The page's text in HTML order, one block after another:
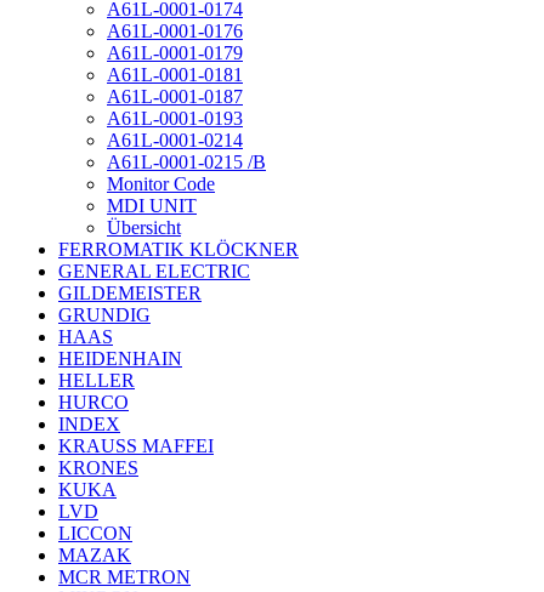
A61L-0001-0174
A61L-0001-0176
A61L-0001-0179
A61L-0001-0181
A61L-0001-0187
A61L-0001-0193
A61L-0001-0214
A61L-0001-0215 /B
Monitor Code
MDI UNIT
Übersicht
FERROMATIK KLÖCKNER
GENERAL ELECTRIC
GILDEMEISTER
GRUNDIG
HAAS
HEIDENHAIN
HELLER
HURCO
INDEX
KRAUSS MAFFEI
KRONES
KUKA
LVD
LICCON
MAZAK
MCR METRON